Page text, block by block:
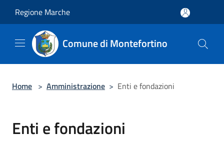
Regione Marche
Comune di Montefortino
Home > Amministrazione > Enti e fondazioni
Enti e fondazioni